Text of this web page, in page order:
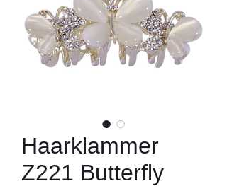
Haarklammer
Z221 Butterfly